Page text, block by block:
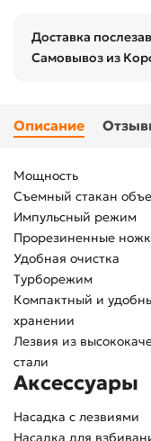
Доставка
Самовывоз из
Описание
Мощность
Съемный стакан
Импульсный режим
Прорезиненные
Удобная очистка
Турборежим
Компактный и
хранении
Лезвия из
стали
Аксессуары
Насадка с лезвиями
Насадка для